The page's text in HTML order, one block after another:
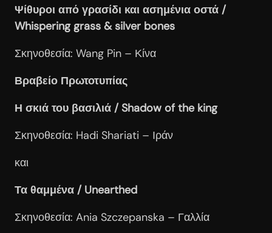
Ψίθυροι από γρασίδι και ασημένια οστά /
Whispering grass & silver bones
Σκηνοθεσία: Wang Pin – Κίνα
Βραβείο Πρωτοτυπίας
Η σκιά του βασιλιά / Shadow oftheking
Σκηνοθεσία: Hadi Shariati – Ιράν
και
Τα θαμμένα / Unearthed
Σκηνοθεσία: Ania Szczepanska – Γαλλία